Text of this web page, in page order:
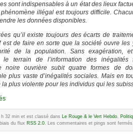
sont indispensables à un état des lieux
illégal est toujours difficile.
les données disponibles.
qu’il existe toujours des écarts de
de faire en sorte que la société ouvre
de la population. Sans exagération,
terrain de l’information des
noire ouvrière subit quatre formes de
plus vaste d’inégalités sociales. Mais en
plus violente pour les individus qui les
32 min et est classé dans Le Rouge & le Vert Hebdo,
du flux RSS 2.0. Les commentaires et pings sont fermés.